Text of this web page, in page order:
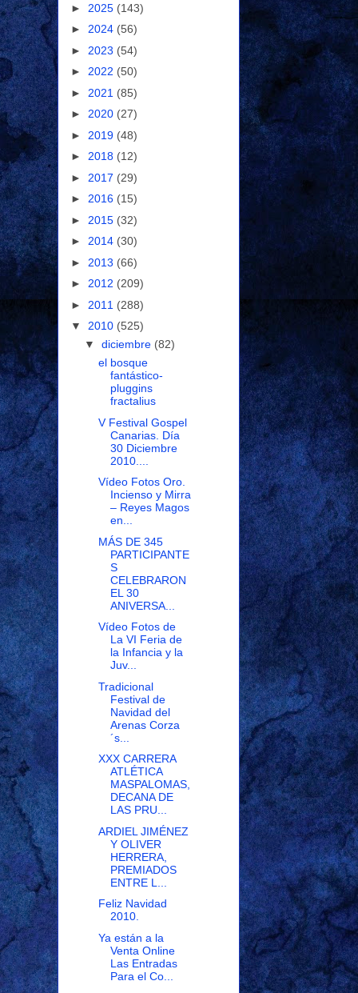
► 2025 (143)
► 2024 (56)
► 2023 (54)
► 2022 (50)
► 2021 (85)
► 2020 (27)
► 2019 (48)
► 2018 (12)
► 2017 (29)
► 2016 (15)
► 2015 (32)
► 2014 (30)
► 2013 (66)
► 2012 (209)
► 2011 (288)
▼ 2010 (525)
▼ diciembre (82)
el bosque
fantástico-
pluggins
fractalius
V Festival Gospel
Canarias. Día
30 Diciembre
2010....
Vídeo Fotos Oro.
Incienso y Mirra
– Reyes Magos
en...
MÁS DE 345
PARTICIPANTE
S
CELEBRARON
EL 30
ANIVERSA...
Vídeo Fotos de
La VI Feria de
la Infancia y la
Juv...
Tradicional
Festival de
Navidad del
Arenas Corza
´s...
XXX CARRERA
ATLÉTICA
MASPALOMAS,
DECANA DE
LAS PRU...
ARDIEL JIMÉNEZ
Y OLIVER
HERRERA,
PREMIADOS
ENTRE L...
Feliz Navidad
2010.
Ya están a la
Venta Online
Las Entradas
Para el Co...